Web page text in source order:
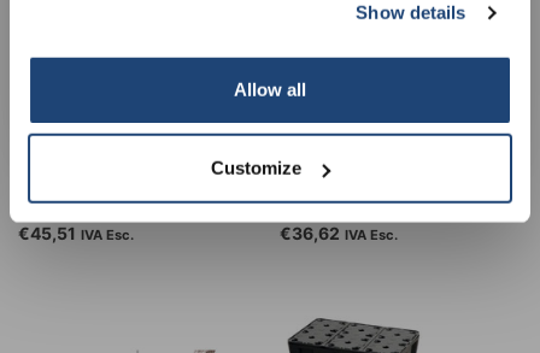
Show details
Allow all
Customize
Pattumiere Multi-Safe, 6.0
€45,51 IVA Esc.
Pattumiere Multi-Safe, 3,0
l
€36,62 IVA Esc.
Your discount applies to orders above €50,00